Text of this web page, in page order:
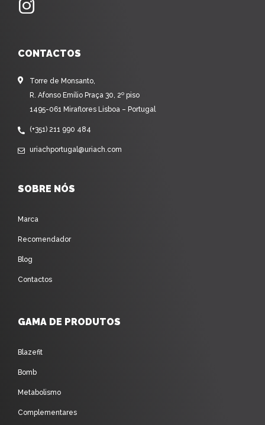
CONTACTOS
Torre de Monsanto,
R. Afonso Emílio Praça 30, 2º piso
1495-061 Miraflores Lisboa – Portugal
(+351) 211 990 484
uriachportugal@uriach.com
SOBRE NÓS
Marca
Recomendador
Blog
Contactos
GAMA DE PRODUTOS
Blazefit
Bomb
Metabolismo
Complementares